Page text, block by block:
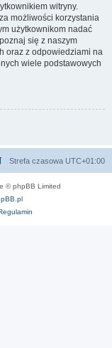
witryny.
możliwości korzystania
użytkownikom nadać
się z naszym
oraz z odpowiedziami na
wiele podstawowych
Strefa czasowa UTC+01:00
© phpBB Limited